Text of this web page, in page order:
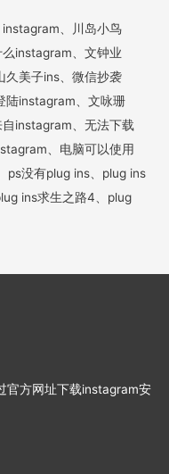
、川岛小鸟
instagram、文钟业
久美子ins、微信抄袭
陆instagram、文咏珊
instagram、无法下载
、电脑可以使用
ps没有plug ins、plug ins
ins求生之路4、plug
官方网址下载instagram安